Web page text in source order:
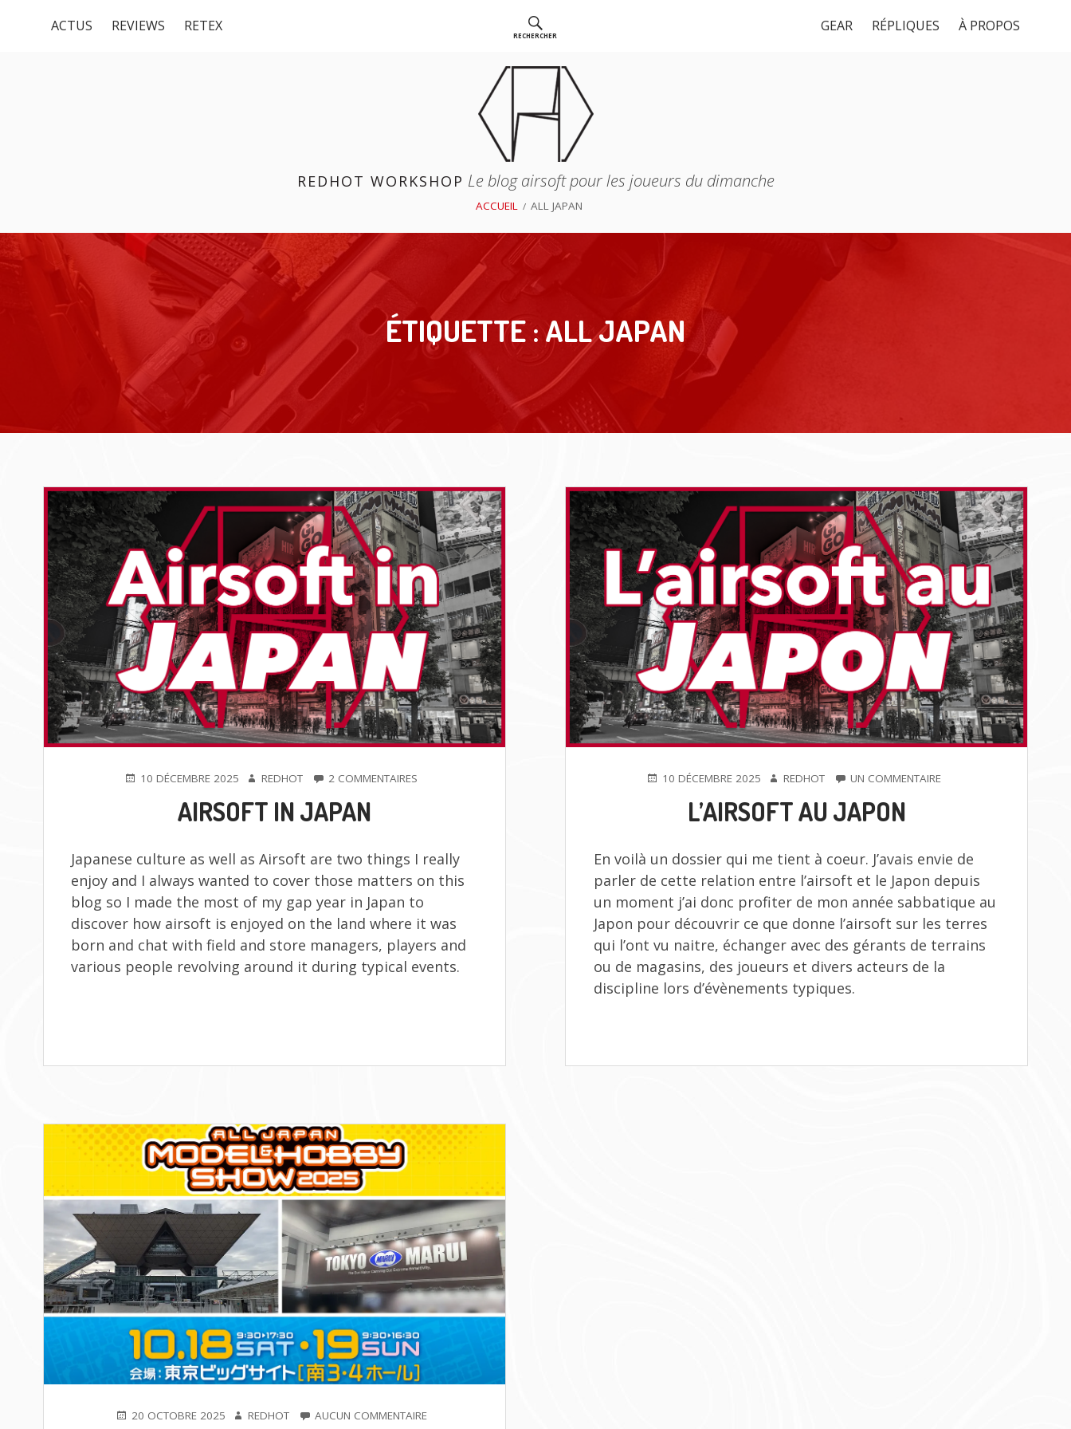
RECHERCHER
MenuACTUS REVIEWS RETEX GEAR RÉPLIQUES À PROPOS
REDHOT WORKSHOP Le blog airsoft pour les joueurs du dimanche
D'ARIANE
ACCUEIL ALL JAPAN
ÉTIQUETTE : ALL JAPAN
PUBLIÉ10 DÉCEMBRE 2025 AUTEUR
REDHOT 2 COMMENTAIRES
AIRSOFT IN JAPAN
Japanese culture as well as Airsoft are two things I really
enjoy and I always wanted to cover those matters on this
blog so I made the most of my gap year in Japan to
discover how airsoft is enjoyed on the land where it was
born and chat with field and store managers, players and
various people revolving around it during typical events.
PUBLIÉ10 DÉCEMBRE 2025 AUTEUR
REDHOT UN COMMENTAIRESUR
L’AIRSOFT AU JAPON
En voilà un dossier qui me tient à coeur. J’avais envie de
parler de cette relation entre l’airsoft et le Japon depuis
un moment j’ai donc profiter de mon année sabbatique au
Japon pour découvrir ce que donne l’airsoft sur les terres
qui l’ont vu naitre, échanger avec des gérants de terrains
ou de magasins, des joueurs et divers acteurs de la
discipline lors d’évènements typiques.
PUBLIÉ20 OCTOBRE 2025 AUTEUR
REDHOT AUCUN COMMENTAIRESUR